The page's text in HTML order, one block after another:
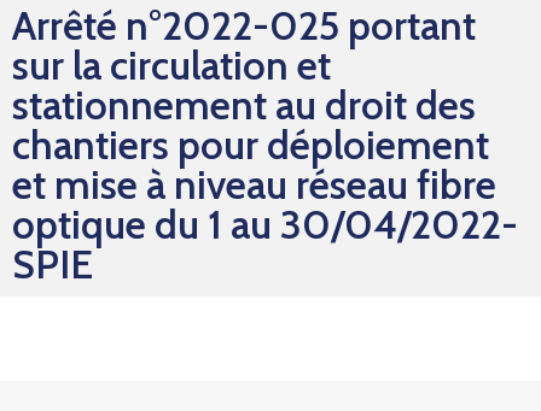
Sorties
Mes
Démarches
Contact
Arrêté n°2022-025 portant
sur la circulation et
stationnement au droit des
chantiers pour déploiement
et mise à niveau réseau fibre
optique du 1 au 30/04/2022-
SPIE